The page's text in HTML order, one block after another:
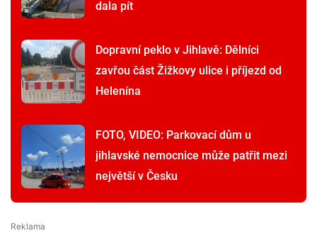
dala pít
Dopravní peklo v Jihlavě: Dělníci
zavřou část Žižkovy ulice i příjezd od
Helenína
FOTO, VIDEO: Parkovací dům u
jihlavské nemocnice může patřit mezi
největší v Česku